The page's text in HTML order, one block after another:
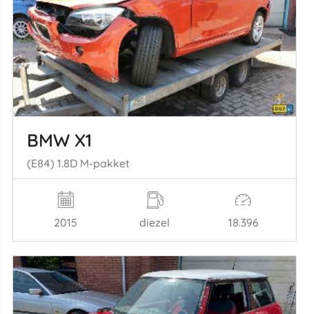
BMW X1
(E84) 1.8D M-pakket
2015 diezel 18.396